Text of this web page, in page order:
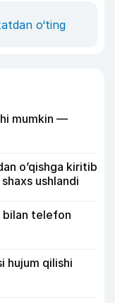
o‘ting
mumkin —
o’qishga kiritib
ushlandi
bilan telefon
hujum qilishi